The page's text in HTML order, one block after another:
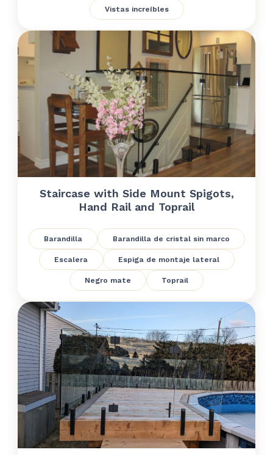
Vistas increíbles
Staircase with Side Mount Spigots,
Hand Rail and Toprail
Barandilla Barandilla de cristal sin marco
Escalera Espiga de montaje lateral
Negro mate Toprail